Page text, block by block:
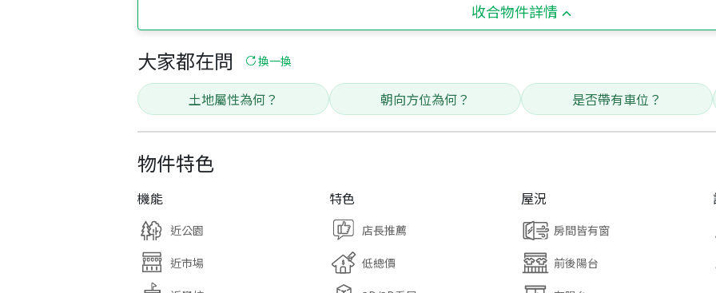
收合物件詳情
大家都在問 換一換
土地屬性為何？ 朝向方位為何？ 是否帶有車位？
物件特色
機能
近公園
近市場
特色
店長推薦
低總價
屋況
房間皆有窗
前後陽台